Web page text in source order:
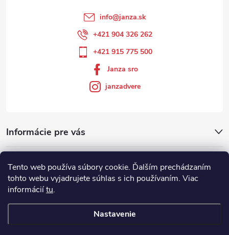
Tento web používa súbory cookie. Ďalším prechádzaním
tohto webu vyjadrujete súhlas s ich používaním. Viac
informáciítu.
Nastavenie
Informácie pre vás
info@janza.sk
+421 904 326 262
+421 915 775 500
Janza sro
janzadvere
Showroom